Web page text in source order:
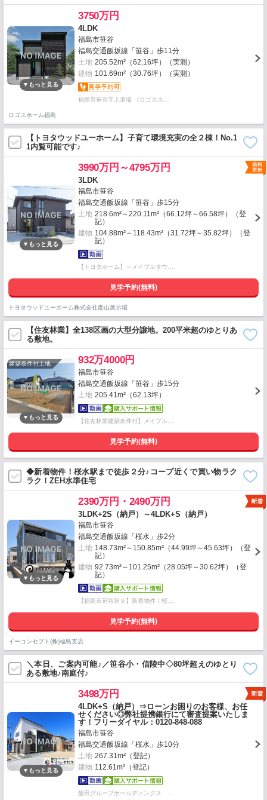
3750万円
4LDK
福島市笹谷
福島交通飯坂線「笹谷」歩11分
土地 205.52m²（62.16坪）（実測）
建物 101.69m²（30.76坪）（実測）
福島市笹谷字上道場 《ロゴスホ…
ロゴスホーム福島
【トヨタウッドユーホーム】子育て環境充実の全２棟！No.1
1内覧可能です♪
3990万円～4795万円
3LDK
福島市笹谷
福島交通飯坂線「笹谷」歩15分
土地 218.6m²～220.11m²（66.12坪～66.58坪）（登
記）
建物 104.88m²～118.43m²（31.72坪～35.82坪）（登
記）
【トヨタホーム】～メイプルタウ…
見学予約(無料)
トヨタウッドユーホーム株式会社郡山展示場
【住友林業】全138区画の大型分譲地。200平米超のゆとりあ
る敷地。
建築条件付土地 932万4000円
福島市笹谷
福島交通飯坂線「笹谷」歩15分
土地 205.41m²（62.13坪）
【住友林業建築条件付】メイプル…
見学予約(無料)
◆新着物件！桜水駅まで徒歩２分♪コープ近くで買い物ラク
ラク！ZEH水準住宅
2390万円・2490万円
3LDK+2S（納戸）～4LDK+S（納戸）
福島市笹谷
福島交通飯坂線「桜水」歩2分
土地 148.73m²～150.85m²（44.99坪～45.63坪）（登
記）
建物 92.73m²～101.25m²（28.05坪～30.62坪）（登
記）
【福島市笹谷第９】新着物件！桜…
見学予約(無料)
イーコンセプト(株)福島支店
＼本日、ご案内可能♪／笹谷小・信陵中◇80坪超えのゆとり
ある敷地♪南庭付♪
3498万円
4LDK+S（納戸）⇒ローンお困りのお客様、お任
せください◎弊社提携銀行にて審査提案いたしま
す！フリーダイヤル：0120-848-088
福島市笹谷
福島交通飯坂線「桜水」歩10分
土地 267.31m²（登記）
建物 112.61m²（登記）
飯田グループホールディングス …